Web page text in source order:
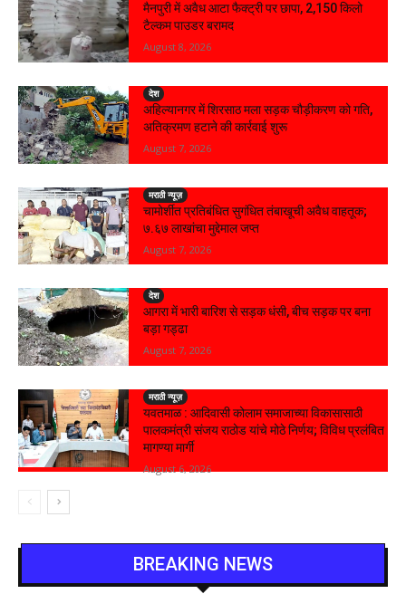
मैनपुरी में अवैध आटा फैक्ट्री पर छापा, 2,150 किलो
टैल्कम पाउडर बरामद
August 8, 2026
देश
अहिल्यानगर में शिरसाठ मला सड़क चौड़ीकरण को गति,
अतिक्रमण हटाने की कार्रवाई शुरू
August 7, 2026
मराठी न्यूज़
चामोर्शीत प्रतिबंधित सुगंधित तंबाखूची अवैध वाहतूक;
₹७.६७ लाखांचा मुद्देमाल जप्त
August 7, 2026
देश
आगरा में भारी बारिश से सड़क धंसी, बीच सड़क पर बना
बड़ा गड्ढा
August 7, 2026
मराठी न्यूज़
यवतमाळ : आदिवासी कोलाम समाजाच्या विकासासाठी
पालकमंत्री संजय राठोड यांचे मोठे निर्णय; विविध प्रलंबित
मागण्या मार्गी
August 6, 2026
BREAKING NEWS